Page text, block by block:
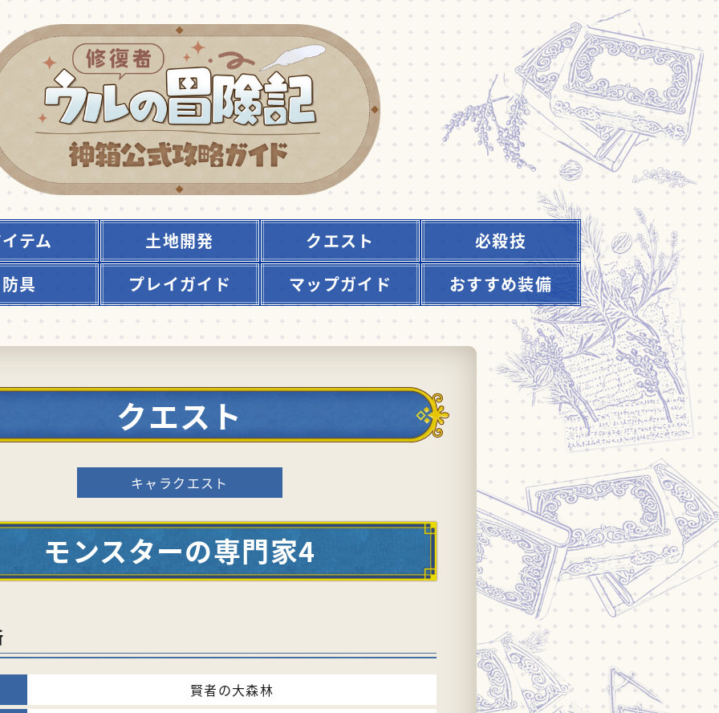
テム 土地開発 クエスト
必殺技
防具
プレイガイド マップガイド おすすめ装備
クエスト
キャラクエスト
モンスターの専門家4
賢者の大森林